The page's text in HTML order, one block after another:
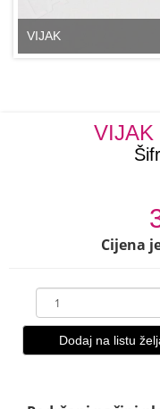
VIJAK
VIJAK
Cijena
Dodaj na listu